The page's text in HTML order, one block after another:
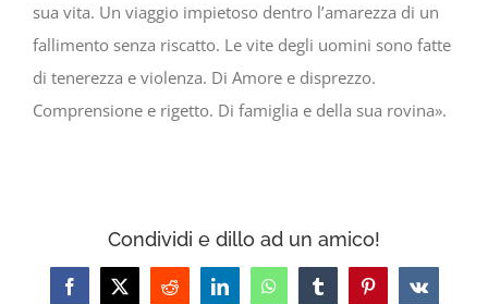
sua vita. Un viaggio impietoso dentro l’amarezza di un
fallimento senza riscatto. Le vite degli uomini sono fatte
di tenerezza e violenza. Di Amore e disprezzo.
Comprensione e rigetto. Di famiglia e della sua rovina».
Condividi e dillo ad un amico!
Facebook
X Reddit LinkedInWhatsAppTumblrPinterestVk